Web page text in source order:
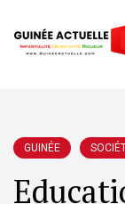
GUINÉE